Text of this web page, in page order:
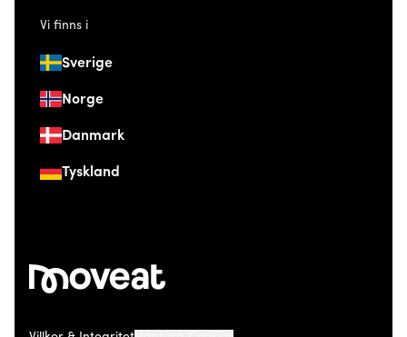
Vi finns i
Sverige
Norge
Danmark
Tyskland